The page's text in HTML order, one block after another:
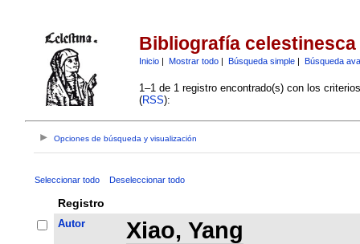
Bibliografía celestinesca
Inicio| Mostrar todo| Búsqueda simple| Búsqueda
1–1 de 1 registro encontrado(s) con los
(RSS):
Opciones de búsqueda y visualización
Seleccionar todo Deseleccionar todo
Registro
Autor Xiao, Yang